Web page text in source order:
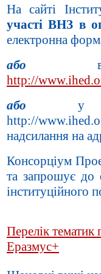
На сайті
участі ВНЗ в
електронна
або в
http://
або у
http://
надсилання на
Консорціум
та запрошує до
інституційного
Перелік тематик
Еразмус+